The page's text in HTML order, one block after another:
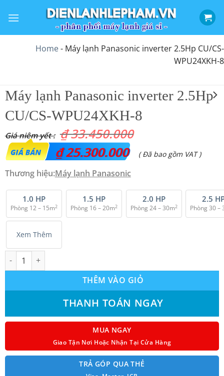
qua
Home- Máy lạnh Panasonic inverter 2.5Hp CU/CS-
WPU24XKH-8
Máy lạnh Panasonic inverter 2.5Hp
CU/CS-WPU24XKH-8
₫33.450.000
Giá
gốc
₫ 33.450.000.
₫25.300.000
Giá
là:
₫ 25.300.000.
( Đã bao gồm VAT )
Thương hiệu:Máy lạnh Panasonic
1.0 HP
Phòng 12 – 15m2
1.5 HP
Phòng 16 – 20m2
2.0 HP
Phòng 24 – 30m2
2.5
Phòng 30 –
Xem Thêm
Máy lạnh Panasonic inverter 2.5Hp CU/CS-WPU24XKH-8 số
THÊM VÀO GIỎ
THANH TOÁN NGAY
MUA NGAY
Giao Tận Nơi Hoặc Nhận Tại Cửa Hàng
TRẢ GÓP QUA THẺ